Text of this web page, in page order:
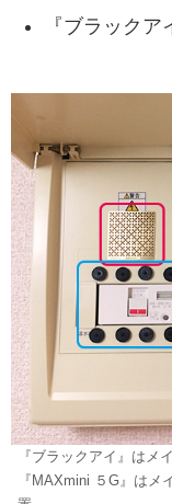
『ブラック
『ブラックアイ』はメ
『MAXmini ５G』はメ